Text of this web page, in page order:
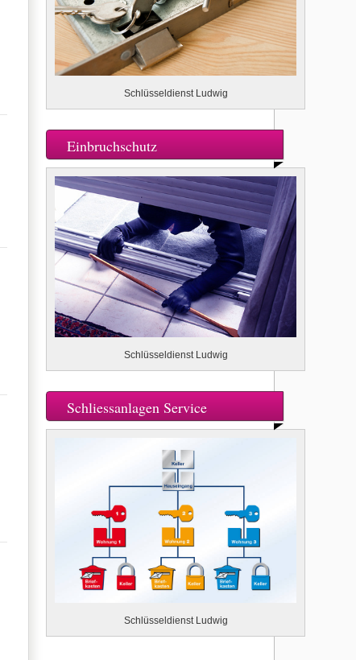
Schlüsseldienst Ludwig
Einbruchschutz
Schlüsseldienst Ludwig
Schliessanlagen Service
Schlüsseldienst Ludwig